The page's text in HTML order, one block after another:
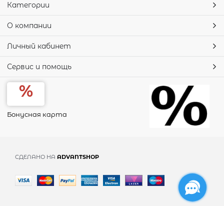
Категории
О компании
Личный кабинет
Сервис и помощь
Бонусная карта
СДЕЛАНО НА ADVANTSHOP